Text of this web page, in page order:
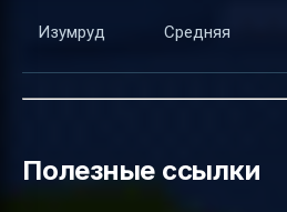
Изумруд Средняя
Полезные ссылки